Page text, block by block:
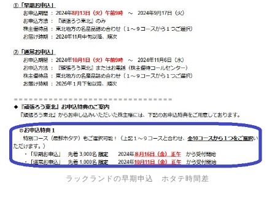
ラックランドの早期申込 ホタテ時間差